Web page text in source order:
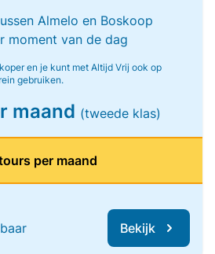
Almelo en Boskoop
moment van de dag
en je kunt met Altijd Vrij ook op
gebruiken.
maand (tweede klas)
per maand
Bekijk